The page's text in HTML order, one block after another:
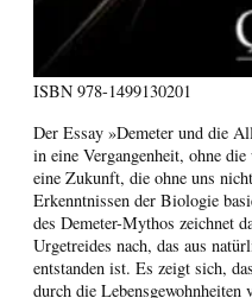
ISBN 978-1499130201
Der Essay »Demeter und die
in eine Vergangenheit, ohne
eine Zukunft, die ohne uns
Erkenntnissen der Biologie
des Demeter-Mythos zeichnet
Urgetreides nach, das aus
entstanden ist. Es zeigt sich,
durch die Lebensgewohnheiten